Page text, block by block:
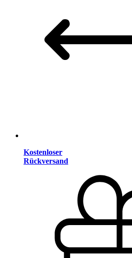
Kostenloser
Rückversand